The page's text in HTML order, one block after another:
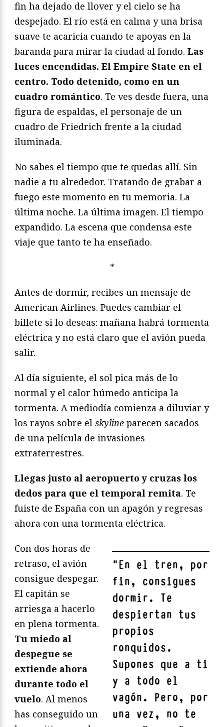
fin ha dejado de llover y el cielo se ha
despejado. El río está en calma y una brisa
suave te acaricia cuando te apoyas en la
baranda para mirar la ciudad al fondo. Las
luces encendidas. El Empire State en el
centro. Todo detenido, como en un
cuadro romántico. Te ves desde fuera, una
figura de espaldas, el personaje de un
cuadro de Friedrich frente a la ciudad
iluminada.
No sabes el tiempo que te quedas allí. Sin
nadie a tu alrededor. Tratando de grabar a
fuego este momento en tu memoria. La
última noche. La última imagen. El tiempo
expandido. La escena que condensa este
viaje que tanto te ha enseñado.
*
Antes de dormir, recibes un mensaje de
American Airlines. Puedes cambiar el
billete si lo deseas: mañana habrá tormenta
eléctrica y no está claro que el avión pueda
salir.
Al día siguiente, el sol pica más de lo
normal y el calor húmedo anticipa la
tormenta. A mediodía comienza a diluviar y
los rayos sobre el skyline parecen sacados
de una película de invasiones
extraterrestres.
Llegas justo al aeropuerto y cruzas los
dedos para que el temporal remita. Te
fuiste de España con un apagón y regresas
ahora con una tormenta eléctrica.
"En el tren, por
fin, consigues
dormir. Te
despiertan tus
propios
ronquidos.
Supones que a ti
y a todo el
vagón. Pero, por
una vez, no te
Con dos horas de
retraso, el avión
consigue despegar.
El capitán se
arriesga a hacerlo
en plena tormenta.
Tu miedo al
despegue se
extiende ahora
durante todo el
vuelo. Al menos
has conseguido un